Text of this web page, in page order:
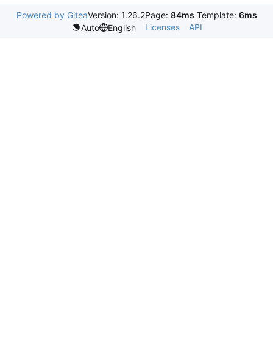
Powered by GiteaVersion: 1.26.2Page: 84ms Template: 6ms
Auto
English Licenses API